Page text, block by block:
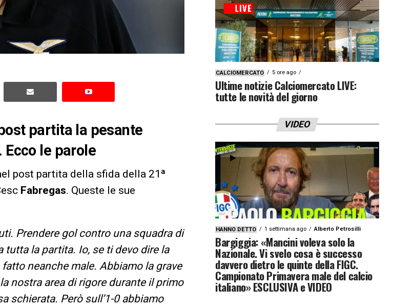
partita la pesante
le parole
post partita della sfida della 21ª
Fabregas. Queste le sue
Prendere gol contro una squadra di
la partita. Io, se ti devo dire la
neanche male. Abbiamo la grave
nostra area di rigore durante il primo
schierata. Però sull’1-0 abbiamo
CALCIOMERCATO 5 ore ago
Ultime notizie Calciomercato LIVE:
tutte le novità del giorno
VIDEO
HANNO DETTO 1 settimana ago Alberto Petrosilli
Bargiggia: «Mancini voleva solo la
Nazionale. Vi svelo cosa è successo
davvero dietro le quinte della FIGC.
Campionato Primavera male del calcio
italiano» ESCLUSIVA e VIDEO